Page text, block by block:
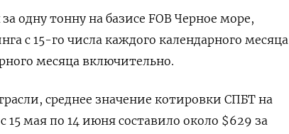
​одну тонну на базисе FOB Черное море,
с 15-го числа каждого календарного месяца
месяца включительно.
среднее значение котировки СПБТ на
15 мая по 14 июня составило около $629 за